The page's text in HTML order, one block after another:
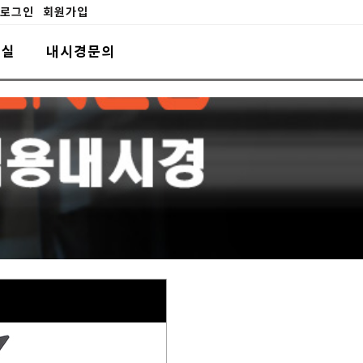
로그인 회원가입
내시경문의